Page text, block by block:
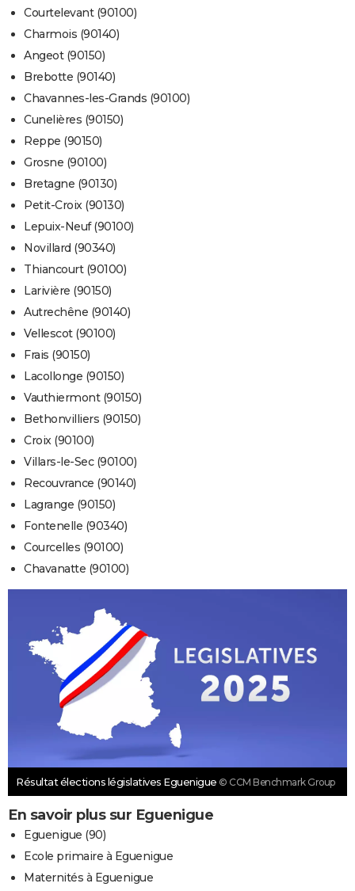
Courtelevant (90100)
Charmois (90140)
Angeot (90150)
Brebotte (90140)
Chavannes-les-Grands (90100)
Cunelières (90150)
Reppe (90150)
Grosne (90100)
Bretagne (90130)
Petit-Croix (90130)
Lepuix-Neuf (90100)
Novillard (90340)
Thiancourt (90100)
Larivière (90150)
Autrechêne (90140)
Vellescot (90100)
Frais (90150)
Lacollonge (90150)
Vauthiermont (90150)
Bethonvilliers (90150)
Croix (90100)
Villars-le-Sec (90100)
Recouvrance (90140)
Lagrange (90150)
Fontenelle (90340)
Courcelles (90100)
Chavanatte (90100)
Résultat élections législatives Eguenigue © CCM Benchmark Group
En savoir plus sur Eguenigue
Eguenigue (90)
Ecole primaire à Eguenigue
Maternités à Eguenigue